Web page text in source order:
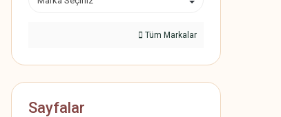
Tüm Markalar
Sayfalar